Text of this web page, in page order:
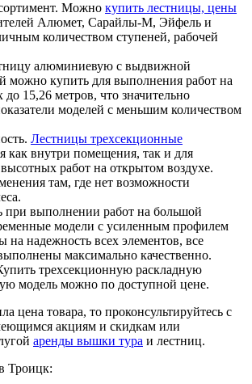
Можно купить лестницы, цены
Алюмет, Сарайлы-М, Эйфель и
количеством ступеней, рабочей
алюминиевую с выдвижной
можно купить для выполнения работ на
до 15,26 метров, что значительно
моделей с меньшим количеством
Лестницы трехсекционные
как внутри помещения, так и для
работ на открытом воздухе.
там, где нет возможности
при выполнении работ на большой
модели с усиленным профилем
на надежность всех элементов, все
максимально качественно.
трехсекционную раскладную
модель можно по доступной цене.
цена товара, то проконсультируйтесь с
акциям и скидкам или
аренды вышки тура и лестниц.
Троицк: